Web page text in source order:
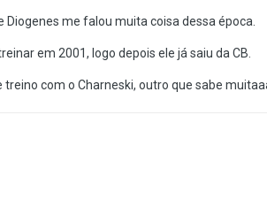
Diogenes me falou muita coisa dessa época.
em 2001, logo depois ele já saiu da CB.
com o Charneski, outro que sabe